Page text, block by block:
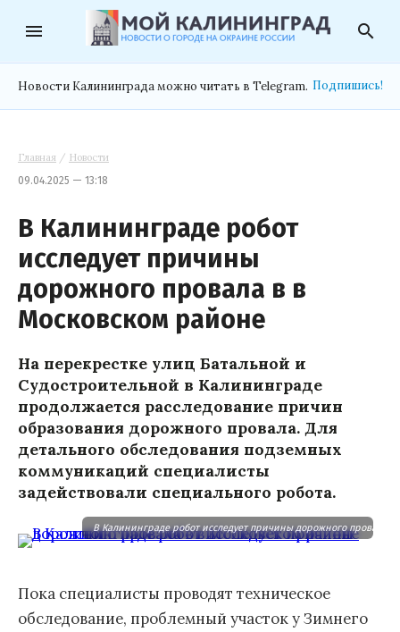
menu search
Новости Калининграда можно читать в Telegram. Подпишись!
Главная / Новости
09.04.2025 — 13:18
В Калининграде робот
исследует причины
дорожного провала в в
Московском районе
На перекрестке улиц Батальной и
Судостроительной в Калининграде
продолжается расследование причин
образования дорожного провала. Для
детального обследования подземных
коммуникаций специалисты
задействовали специального робота.
В Калининграде робот исследует причины дорожного провала в
Пока специалисты проводят техническое
обследование, проблемный участок у Зимнего